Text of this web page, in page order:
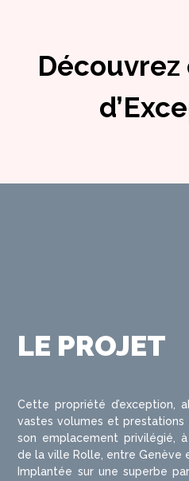
LE PROJET
Cette propriété d’exception,
vastes volumes et
son emplacement privilégié,
de la ville Rolle, entre Genève
Implantée sur une superbe